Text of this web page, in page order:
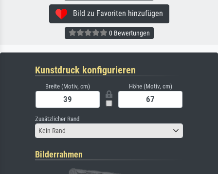
Bild zu Favoriten hinzufügen
0 Bewertungen
Kunstdruck konfigurieren
Breite (Motiv, cm) Höhe (Motiv, cm)
Zusätzlicher Rand
Kein Rand
Bilderrahmen